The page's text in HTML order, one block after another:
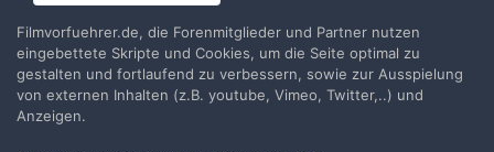
Jetzt anmelden
Filmvorfuehrer.de, die Forenmitglieder und Partner nutzen
eingebettete Skripte und Cookies, um die Seite optimal zu
gestalten und fortlaufend zu verbessern, sowie zur Ausspielung
von externen Inhalten (z.B. youtube, Vimeo, Twitter,..) und
Anzeigen.